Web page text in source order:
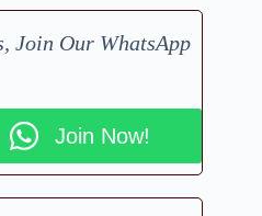
Join Our WhatsApp
Join Now!